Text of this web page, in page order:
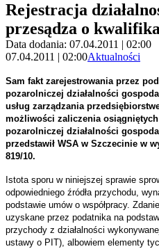
Rejestracja
przesądza o
Data dodania: 07.04.2011 | 02:00
07.04.2011 | 02:00Aktualności
Sam fakt zarejestrowania przez
pozarolniczej działalności
usług zarządzania
możliwości zaliczenia
pozarolniczej działalności
przedstawił WSA w Szczecinie w
819/10.
Istota sporu w niniejszej sprawie
odpowiedniego źródła przychodu,
podstawie umów o współpracy.
uzyskane przez podatnika na
przychody z działalności
ustawy o PIT), albowiem elementy